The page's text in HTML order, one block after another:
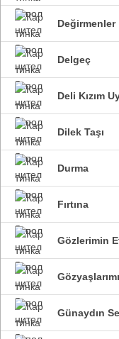
Değirmenler
Delgeç
Deli Kızım
Dilek Taşı
Durma
Fırtına
Gözlerimin
Günaydın